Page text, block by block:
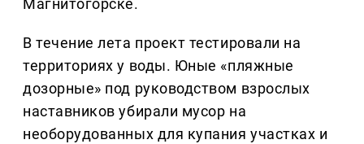
Магнитогорске.
В течение лета проект тестировали на
территориях у воды. Юные «пляжные
дозорные» под руководством взрослых
наставников убирали мусор на
необорудованных для купания участках и